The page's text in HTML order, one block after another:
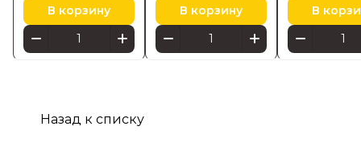
В корзину В корзину В
Назад к списку